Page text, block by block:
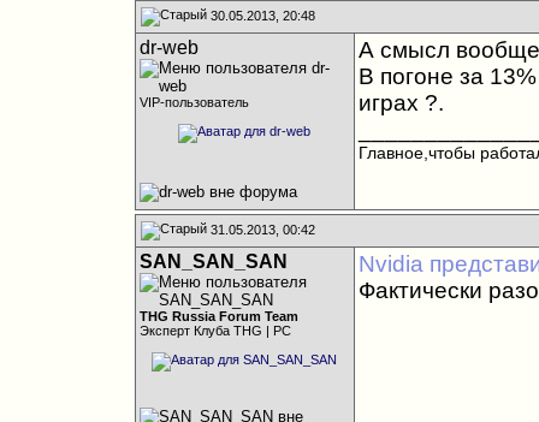
30.05.2013, 20:48
dr-web
VIP-пользователь
А смысл вообще
В погоне за
играх ?.
Главное,чтобы
31.05.2013, 00:42
SAN_SAN_SAN
THG Russia Forum Team
Эксперт Клуба THG | PC
Nvidia
Фактически